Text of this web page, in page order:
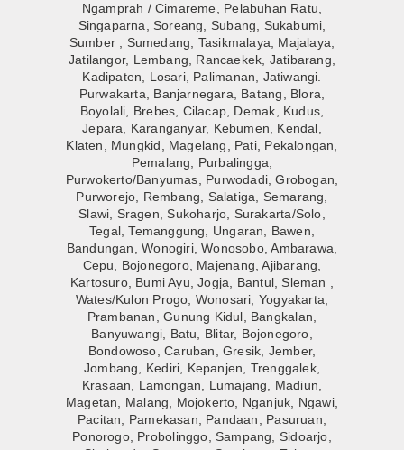
Ngamprah / Cimareme, Pelabuhan Ratu,
Singaparna, Soreang, Subang, Sukabumi,
Sumber , Sumedang, Tasikmalaya, Majalaya,
Jatilangor, Lembang, Rancaekek, Jatibarang,
Kadipaten, Losari, Palimanan, Jatiwangi.
Purwakarta, Banjarnegara, Batang, Blora,
Boyolali, Brebes, Cilacap, Demak, Kudus,
Jepara, Karanganyar, Kebumen, Kendal,
Klaten, Mungkid, Magelang, Pati, Pekalongan,
Pemalang, Purbalingga,
Purwokerto/Banyumas, Purwodadi, Grobogan,
Purworejo, Rembang, Salatiga, Semarang,
Slawi, Sragen, Sukoharjo, Surakarta/Solo,
Tegal, Temanggung, Ungaran, Bawen,
Bandungan, Wonogiri, Wonosobo, Ambarawa,
Cepu, Bojonegoro, Majenang, Ajibarang,
Kartosuro, Bumi Ayu, Jogja, Bantul, Sleman ,
Wates/Kulon Progo, Wonosari, Yogyakarta,
Prambanan, Gunung Kidul, Bangkalan,
Banyuwangi, Batu, Blitar, Bojonegoro,
Bondowoso, Caruban, Gresik, Jember,
Jombang, Kediri, Kepanjen, Trenggalek,
Krasaan, Lamongan, Lumajang, Madiun,
Magetan, Malang, Mojokerto, Nganjuk, Ngawi,
Pacitan, Pamekasan, Pandaan, Pasuruan,
Ponorogo, Probolinggo, Sampang, Sidoarjo,